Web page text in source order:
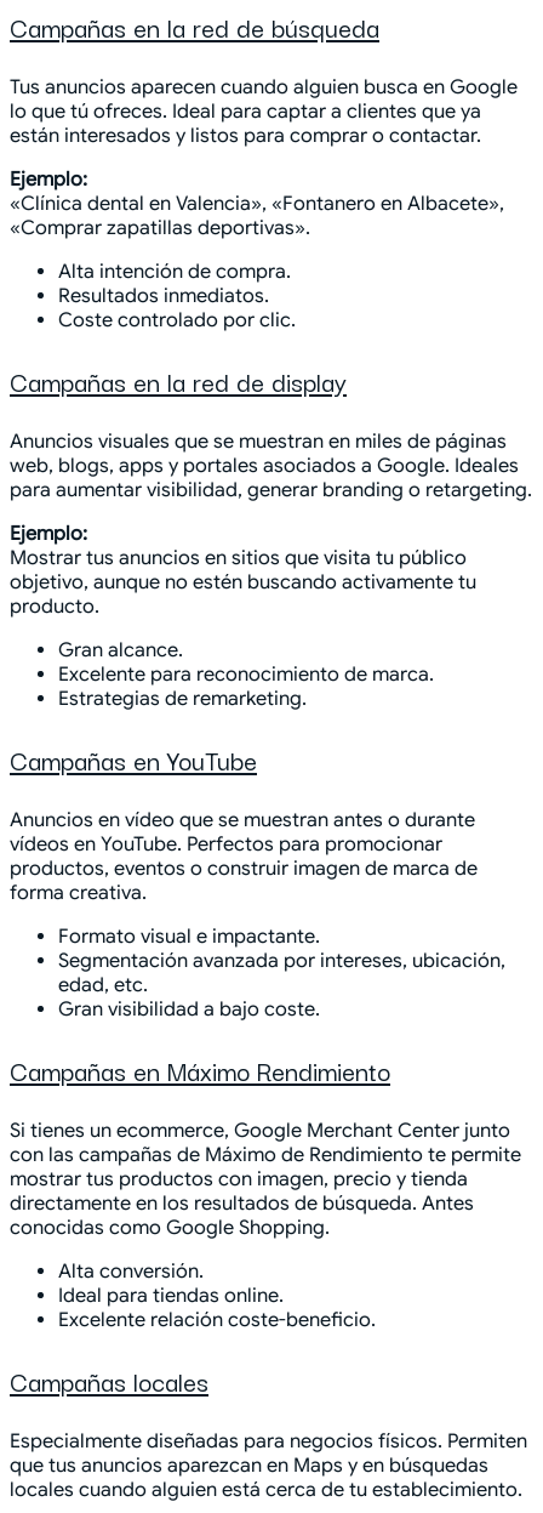
Campañas en la red de búsqueda
Tus anuncios aparecen cuando alguien busca en Google
lo que tú ofreces. Ideal para captar a clientes que ya
están interesados y listos para comprar o contactar.
Ejemplo:
«Clínica dental en Valencia», «Fontanero en Albacete»,
«Comprar zapatillas deportivas».
Alta intención de compra.
Resultados inmediatos.
Coste controlado por clic.
Campañas en la red de display
Anuncios visuales que se muestran en miles de páginas
web, blogs, apps y portales asociados a Google. Ideales
para aumentar visibilidad, generar branding o retargeting.
Ejemplo:
Mostrar tus anuncios en sitios que visita tu público
objetivo, aunque no estén buscando activamente tu
producto.
Gran alcance.
Excelente para reconocimiento de marca.
Estrategias de remarketing.
Campañas en YouTube
Anuncios en vídeo que se muestran antes o durante
vídeos en YouTube. Perfectos para promocionar
productos, eventos o construir imagen de marca de
forma creativa.
Formato visual e impactante.
Segmentación avanzada por intereses, ubicación,
edad, etc.
Gran visibilidad a bajo coste.
Campañas en Máximo Rendimiento
Si tienes un ecommerce, Google Merchant Center junto
con las campañas de Máximo de Rendimiento te permite
mostrar tus productos con imagen, precio y tienda
directamente en los resultados de búsqueda. Antes
conocidas como Google Shopping.
Alta conversión.
Ideal para tiendas online.
Excelente relación coste-beneficio.
Campañas locales
Especialmente diseñadas para negocios físicos. Permiten
que tus anuncios aparezcan en Maps y en búsquedas
locales cuando alguien está cerca de tu establecimiento.